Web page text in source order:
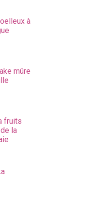
à
mûre
fruits
la